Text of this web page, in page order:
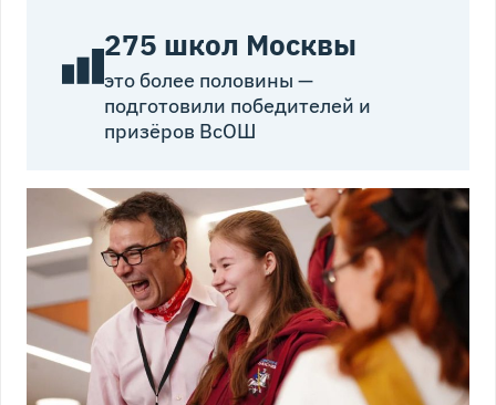
275 школ Москвы
это более половины —
подготовили победителей и
призёров ВсОШ